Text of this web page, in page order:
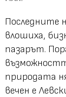
Последните
влошиха,
пазарът.
природата
вечен е